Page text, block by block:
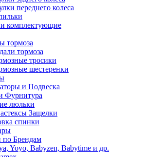
переднего колеса
комплектующие
тормоза
тормоза
тросики
шестеренки
и Подвеска
Фурнитура
люльки
Защелки
спинки
по Брендам
Yoyo, Babyzen, Babytime и др.